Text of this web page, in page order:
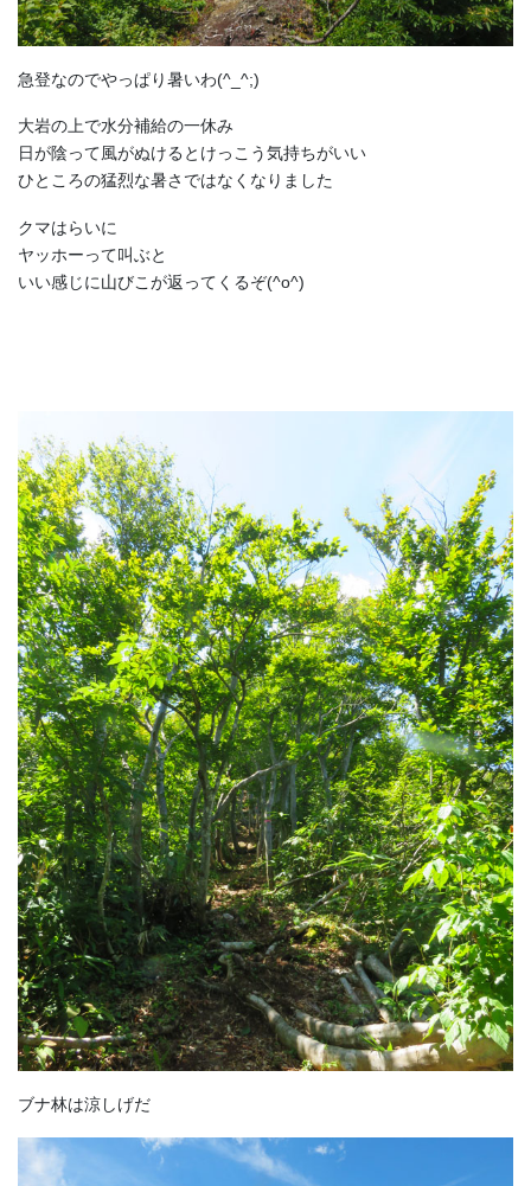
急登なのでやっぱり暑いわ(^_^;)
大岩の上で水分補給の一休み
日が陰って風がぬけるとけっこう気持ちがいい
ひところの猛烈な暑さではなくなりました
クマはらいに
ヤッホーって叫ぶと
いい感じに山びこが返ってくるぞ(^o^)
ブナ林は涼しげだ